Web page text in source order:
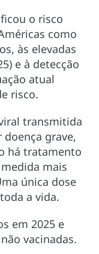
o risco
como
às elevadas
e à detecção
atual
risco.
transmitida
grave,
há tratamento
mais
única dose
a vida.
em 2025 e
vacinadas.